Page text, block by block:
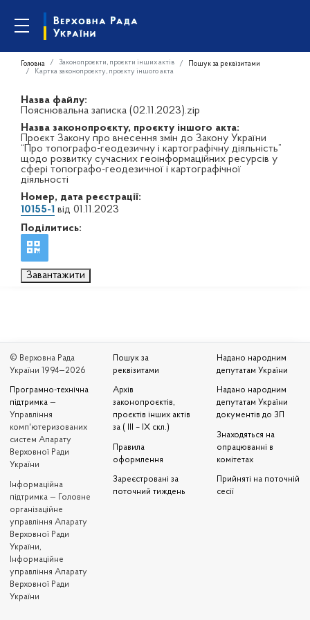
Головна Законопроєкти, проєкти інших актів
Пошук за реквізитами
Картка законопроєкту, проєкту іншого акта
Назва файлу:
Пояснювальна записка (02.11.2023).zip
Назва законопроєкту, проєкту іншого акта:
Проєкт Закону про внесення змін до Закону України
“Про топографо-геодезичну і картографічну діяльність”
щодо розвитку сучасних геоінформаційних ресурсів у
сфері топографо-геодезичної і картографічної
діяльності
Номер, дата реєстрації:
10155-1 від 01.11.2023
Поділитись:
Завантажити
© Верховна Рада
України 1994—2026
Програмно-технічна
підтримка —
Управління
комп'ютеризованих
систем Апарату
Верховної Ради
України
Iнформаційна
підтримка — Головне
організаційне
управління Апарату
Верховної Ради
України,
Інформаційне
управління Апарату
Верховної Ради
України
Пошук за
реквізитами
Архів
законопроєктів,
проєктів інших актів
за ( III – IX скл.)
Правила
оформлення
Зареєстровані за
поточний тиждень
Надано народним
депутатам України
Надано народним
депутатам України
документів до ЗП
Знаходяться на
опрацюванні в
комітетах
Прийняті на поточній
сесії